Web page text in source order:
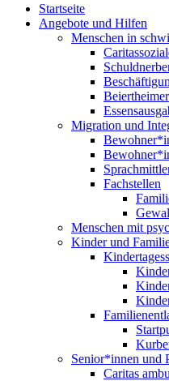
Startseite
Angebote und Hilfen
Menschen in
Migration und
Fachstellen
Menschen mit
Kinder und
Senior*innen und
Caritas